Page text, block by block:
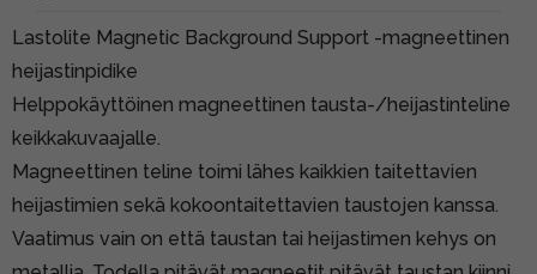
Lastolite Magnetic Background Support -magneettinen
heijastinpidike
Helppokäyttöinen magneettinen tausta-/heijastinteline
keikkakuvaajalle.
Magneettinen teline toimi lähes kaikkien taitettavien
heijastimien sekä kokoontaitettavien taustojen kanssa.
Vaatimus vain on että taustan tai heijastimen kehys on